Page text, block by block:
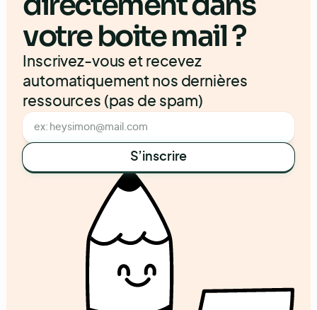
votre boite mail ?
Inscrivez-vous et recevez
automatiquement nos dernières
ressources (pas de spam)
S’inscrire